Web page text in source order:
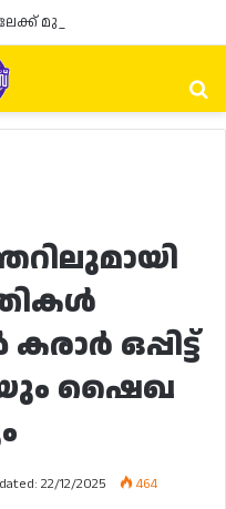
ഒപ്പിട്ട്
ഷൈഖ
22/12/2025
464